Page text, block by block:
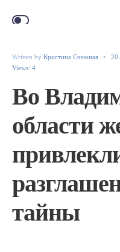
Written by Кристина Снежная
Views: 4
Во
области
тайны